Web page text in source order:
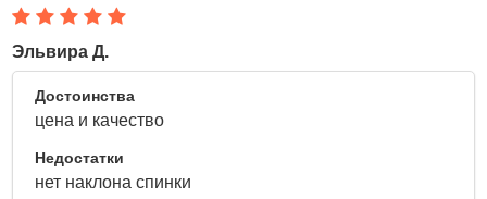
Эльвира Д.
Достоинства
цена и качество
Недостатки
нет наклона спинки